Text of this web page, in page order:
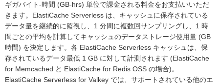
ギガバイト-時間 (GB-hrs) 単位で課金される料金をお支払いいただ
きます。ElastiCache Serverless は、キャッシュに保存されている
データ量を継続的に監視し、1 分間に複数回サンプリングし、1 時
間ごとの平均を計算してキャッシュのデータストレージ使用量 (GB
時間) を決定します。各 ElastiCache Serverless キャッシュは、保
存されているデータ最低 1 GB に対して計測されます (ElastiCache
for Memcached と ElastiCache for Redis OSS の場合)。
ElastiCache Serverless for Valkey では、サポートされている他のエ